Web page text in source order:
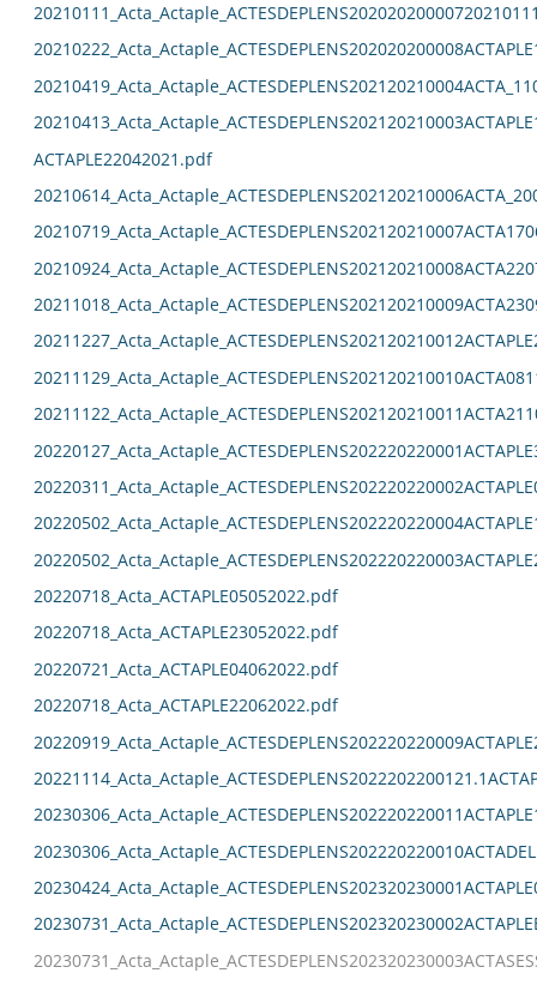
ACTAPLE22042021.pdf
20220718_Acta_ACTAPLE05052022.pdf
20220718_Acta_ACTAPLE23052022.pdf
20220721_Acta_ACTAPLE04062022.pdf
20220718_Acta_ACTAPLE22062022.pdf